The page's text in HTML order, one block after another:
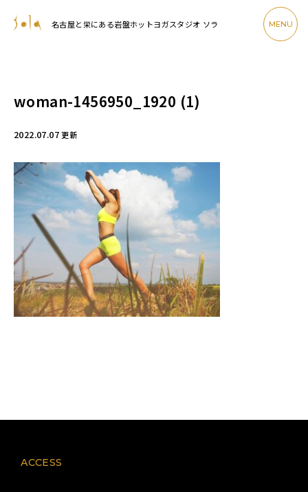
名古屋と栄にある岩盤ホットヨガスタジオ ソラ MENU
woman-1456950_1920 (1)
2022.07.07更新
ACCESS